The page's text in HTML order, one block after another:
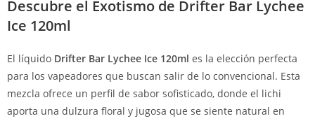
Descubre el Exotismo de Drifter Bar Lychee
Ice 120ml
El líquido Drifter Bar Lychee Ice 120ml es la elección perfecta
para los vapeadores que buscan salir de lo convencional. Esta
mezcla ofrece un perfil de sabor sofisticado, donde el lichi
aporta una dulzura floral y jugosa que se siente natural en